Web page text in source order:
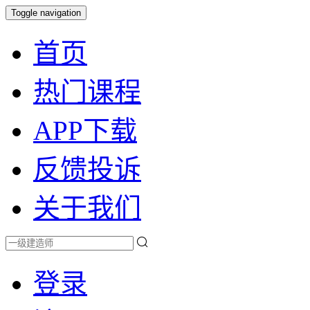
Toggle navigation
首页
热门课程
APP下载
反馈投诉
关于我们
登录